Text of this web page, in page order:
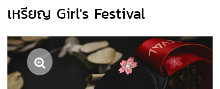
เหรียญ Girl's Festival